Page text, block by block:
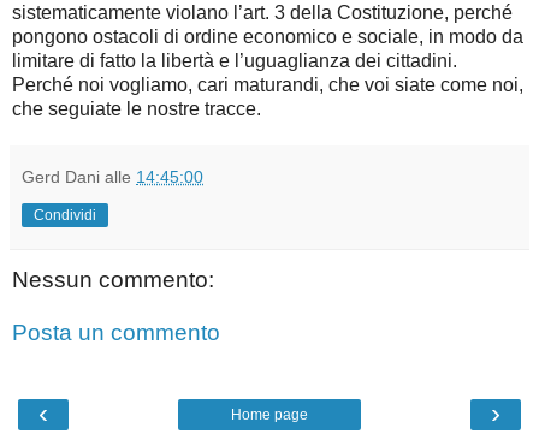
sistematicamente violano l’art. 3 della Costituzione, perché
pongono ostacoli di ordine economico e sociale, in modo da
limitare di fatto la libertà e l’uguaglianza dei cittadini.
Perché noi vogliamo, cari maturandi, che voi siate come noi,
che seguiate le nostre tracce.
Gerd Dani alle 14:45:00
Condividi
Nessun commento:
Posta un commento
‹ ›
Home page